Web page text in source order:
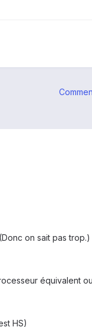
on sait pas trop.)
équivalent
HS)